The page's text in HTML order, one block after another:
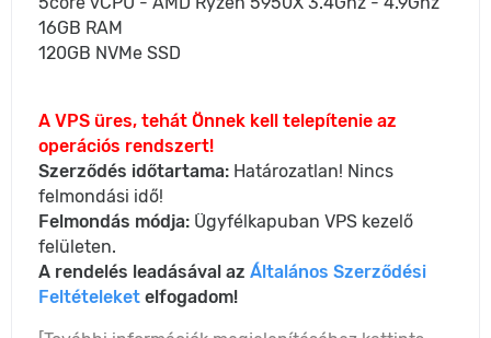
16GB RAM
120GB NVMe SSD
A VPS üres, tehát Önnek kell telepítenie az
operációs rendszert!
Szerződés időtartama: Határozatlan! Nincs
felmondási idő!
Felmondás módja: Ügyfélkapuban VPS kezelő
felületen.
A rendelés leadásával azÁltalános Szerződési
Feltételeket elfogadom!